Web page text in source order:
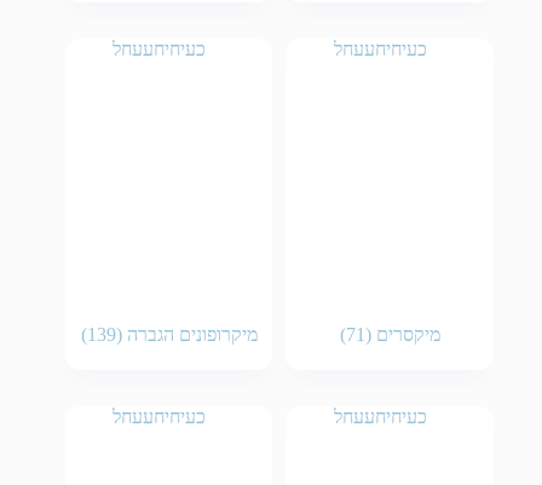
מיקסרים(71) מיקרופונים הגברה(139)